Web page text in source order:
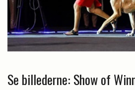
Se billederne: Show of